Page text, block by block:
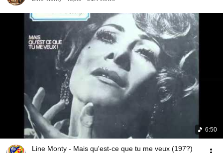
6:50
Line Monty - Mais qu'est-ce que tu me veux (197?)